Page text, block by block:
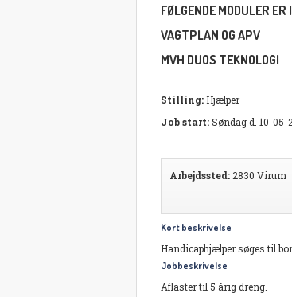
FØLGENDE MODULER
VAGTPLAN OG APV
MVH DUOS TEKNOLOGI
Stilling: Hjælper
Job start:Søndag d. 10-05-
Arbejdssted: 2830 Virum
Kort beskrivelse
Handicaphjælper søges til
Jobbeskrivelse
Aflaster til 5 årig dreng.